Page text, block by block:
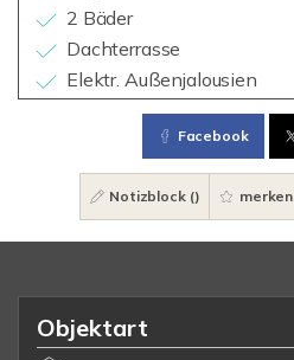
2 Bäder
Dachterrasse
Elektr. Außenjalousien
Facebook
Notizblock () merken
Objektart